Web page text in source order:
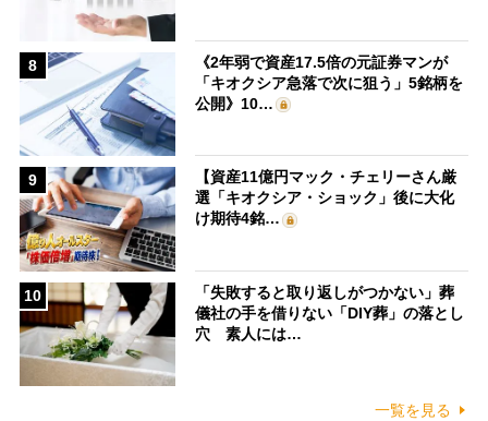
8
《2年弱で資産17.5倍の元証券マンが
「キオクシア急落で次に狙う」5銘柄を
公開》10…
9
【資産11億円マック・チェリーさん厳
選「キオクシア・ショック」後に大化
け期待4銘…
10
「失敗すると取り返しがつかない」葬
儀社の手を借りない「DIY葬」の落とし
穴 素人には…
一覧を見る